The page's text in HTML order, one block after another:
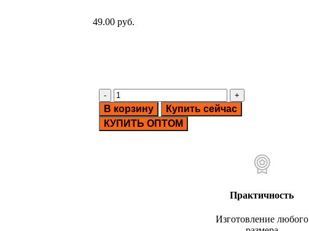
49.00 руб.
В корзину
Купить сейчас
КУПИТЬ ОПТОМ
Практичность
Изготовление любого